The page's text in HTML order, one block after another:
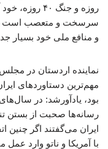
روزه و جنگ
سرسخت و متعصب است و
و منافع ملی خود بسیار
نماینده اردستان در
مهم‌ترین دستاوردهای
بود، یادآورشد: در
رسانه‌ها صحبت از بستن
ایران می‌گفتند اگر چنین
با آمریکا و ناتو وارد